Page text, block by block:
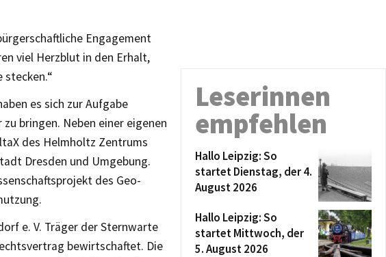
Engagement
viel Herzblut in den Erhalt,
es sich zur Aufgabe
bringen. Neben einer eigenen
des Helmholtz Zentrums
Dresden und Umgebung.
des Geo-
e. V. Träger der Sternwarte
bewirtschaftet. Die
Leserinnen
empfehlen
Hallo Leipzig: So
startet Dienstag, der 4.
August 2026
Hallo Leipzig: So
startet Mittwoch, der
5. August 2026